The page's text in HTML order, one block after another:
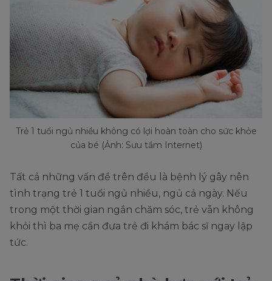
Trẻ 1 tuổi ngủ nhiều không có lợi hoàn toàn cho sức khỏe
của bé (Ảnh: Sưu tầm Internet)
Tất cả những vấn đề trên đều là bệnh lý gây nên
tình trạng trẻ 1 tuổi ngủ nhiều, ngủ cả ngày. Nếu
trong một thời gian ngắn chăm sóc, trẻ vẫn không
khỏi thì ba mẹ cần đưa trẻ đi khám bác sĩ ngay lập
tức.